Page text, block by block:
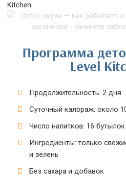
Kitchen.
Программа
Level
Продолжительность: 2 дня
Суточный калораж: около
Число напитков: 16
Ингредиенты: только
и зелень
Без сахара и добавок